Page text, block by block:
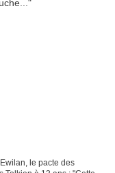
le pacte des